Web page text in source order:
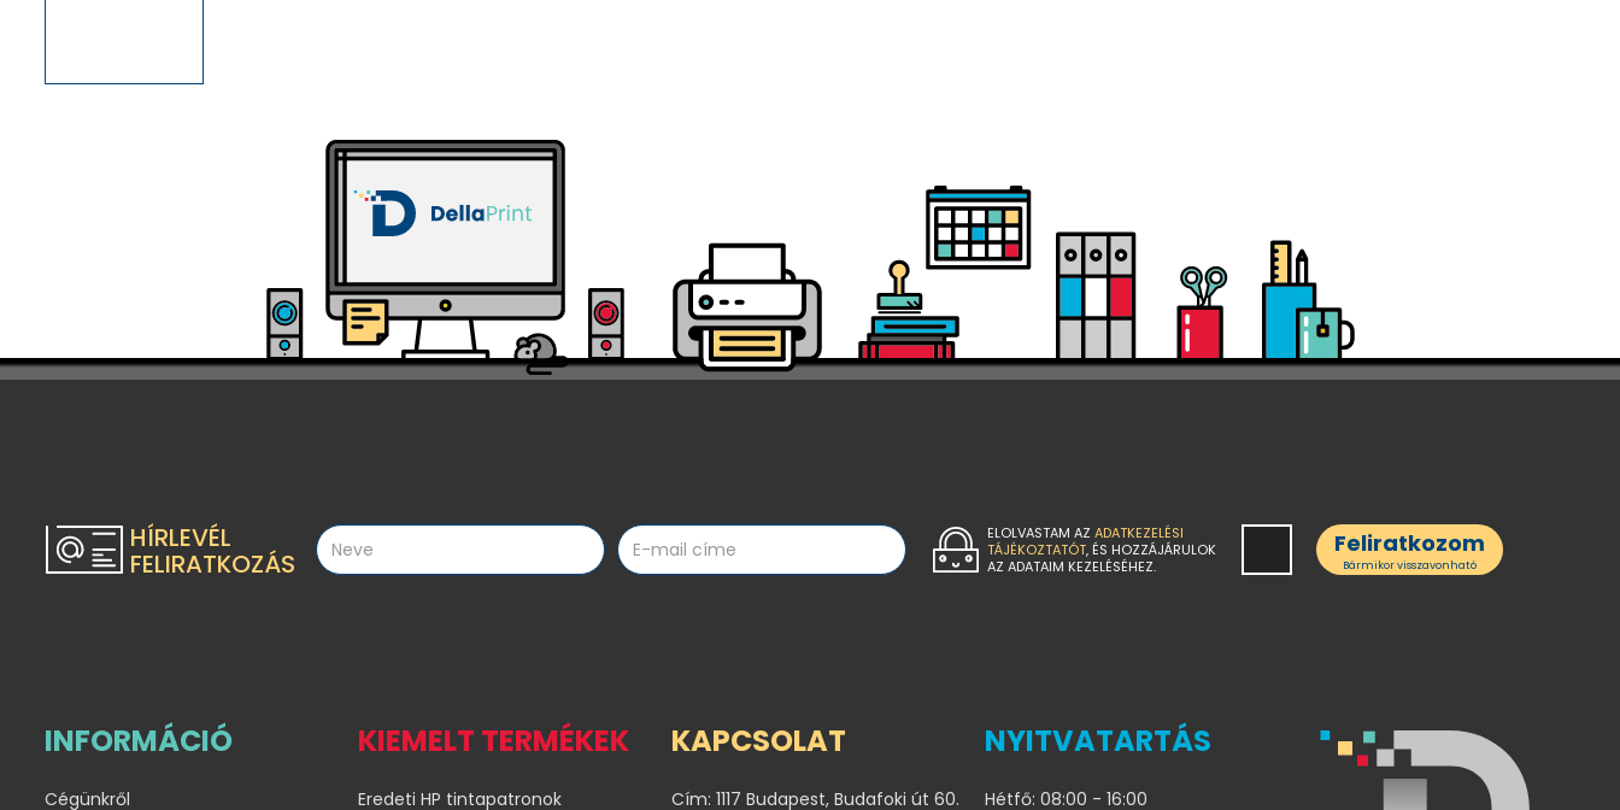
HÍRLEVÉL
FELIRATKOZÁS
ELOLVASTAM AZ ADATKEZELÉSI
TÁJÉKOZTATÓT, ÉS HOZZÁJÁRULOK
AZ ADATAIM KEZELÉSÉHEZ.
Feliratkozom
Bármikor visszavonható
INFORMÁCIÓ
Cégünkről
KIEMELT TERMÉKEK
Eredeti HP tintapatronok
KAPCSOLAT
Cím: 1117 Budapest, Budafoki út 60.
NYITVATARTÁS
Hétfő: 08:00 - 16:00